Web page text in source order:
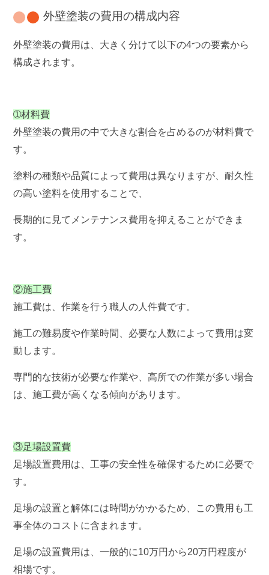
外壁塗装の費用の構成内容
外壁塗装の費用は、大きく分けて以下の4つの要素から
構成されます。
➀材料費
外壁塗装の費用の中で大きな割合を占めるのが材料費で
す。
塗料の種類や品質によって費用は異なりますが、耐久性
の高い塗料を使用することで、
長期的に見てメンテナンス費用を抑えることができま
す。
②施工費
施工費は、作業を行う職人の人件費です。
施工の難易度や作業時間、必要な人数によって費用は変
動します。
専門的な技術が必要な作業や、高所での作業が多い場合
は、施工費が高くなる傾向があります。
③足場設置費
足場設置費用は、工事の安全性を確保するために必要で
す。
足場の設置と解体には時間がかかるため、この費用も工
事全体のコストに含まれます。
足場の設置費用は、一般的に10万円から20万円程度が
相場です。